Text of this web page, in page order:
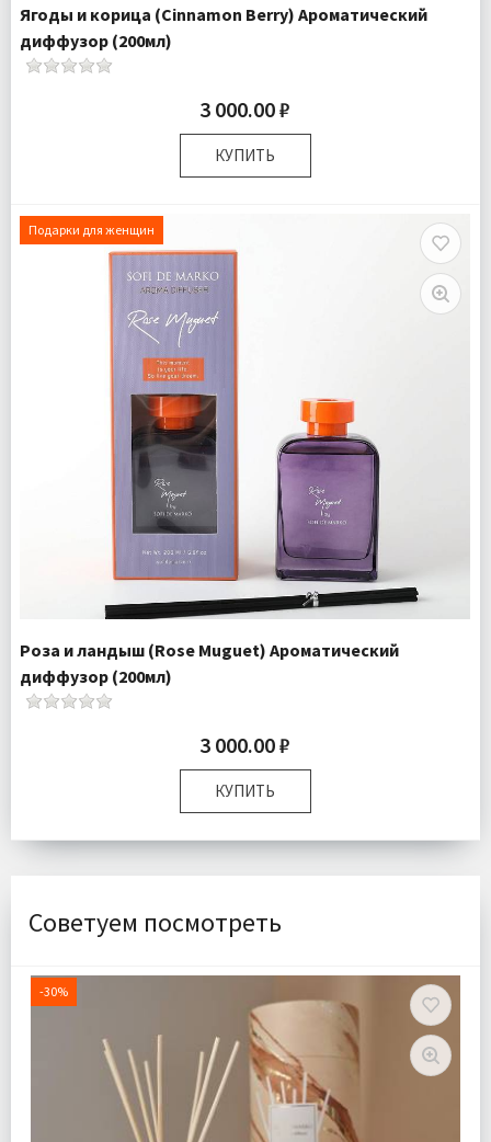
Ягоды и корица (Cinnamon Berry) Ароматический
диффузор (200мл)
3 000.00 ₽
КУПИТЬ
Комплектация:
Флакон 1 шт Палочки 6 шт
Подробнее
Подарки для женщин
Роза и ландыш (Rose Muguet) Ароматический
диффузор (200мл)
3 000.00 ₽
КУПИТЬ
Размер:
25х10х6 см
Советуем посмотреть
-30%